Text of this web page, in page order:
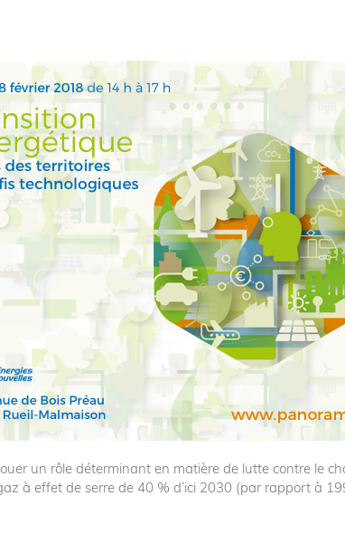
un rôle déterminant en matière de lutte contre le
à effet de serre de 40 % d’ici 2030 (par rapport à